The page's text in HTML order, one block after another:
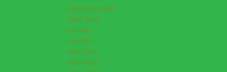
septembre 2021
juillet 2021
juin 2021
mai 2021
avril 2021
mars 2021